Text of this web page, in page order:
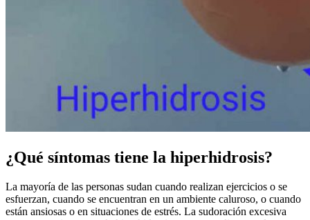
¿Qué síntomas tiene la hiperhidrosis?
La mayoría de las personas sudan cuando realizan ejercicios o se
esfuerzan, cuando se encuentran en un ambiente caluroso, o cuando
están ansiosas o en situaciones de estrés. La sudoración excesiva